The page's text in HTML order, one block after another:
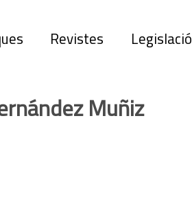
Revistes Legislació
Muñiz